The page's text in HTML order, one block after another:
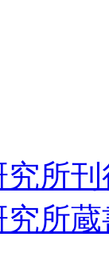
究所
所